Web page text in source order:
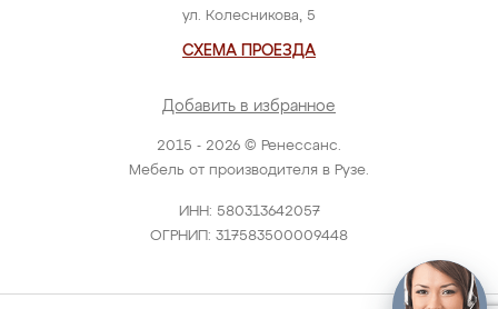
2015 - 2026 © Ренессанс.
Мебель от производителя в Рузе.
ИНН: 580313642057
ОГРНИП: 317583500009448
ул. Колесникова, 5
СХЕМА ПРОЕЗДА
Добавить в избранное